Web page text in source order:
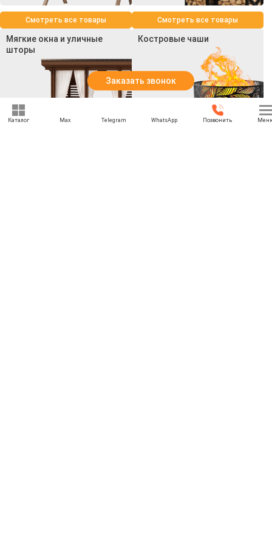
Смотреть все товары Смотреть все товары
Мягкие окна и уличные
шторы
Костровые чаши
Заказать звонок
Каталог Max Telegram WhatsApp Позвонить